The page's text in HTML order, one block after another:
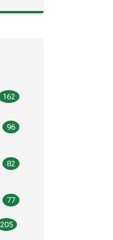
162
96
82
77
205